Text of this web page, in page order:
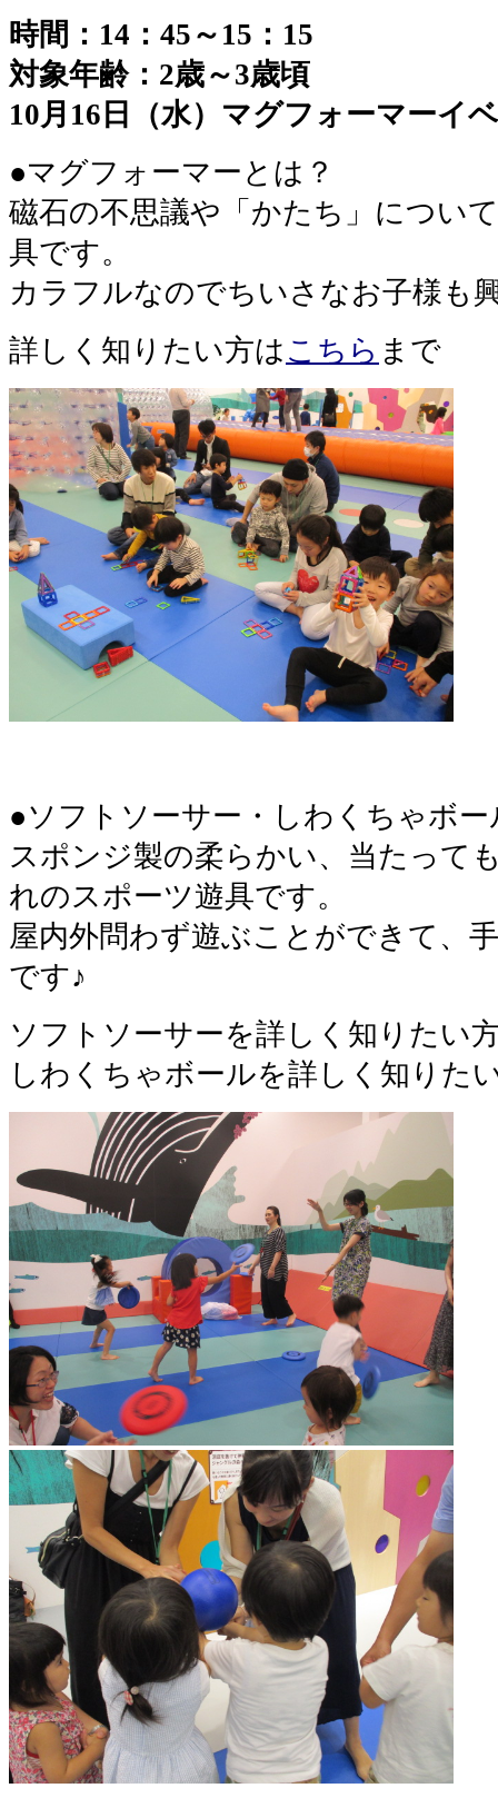
時間：14：45～15：15
対象年齢：2歳～3歳頃
10月16日（水）マグフォーマーイ
●マグフォーマーとは？
磁石の不思議や「かたち」につい
具です。
カラフルなのでちいさなお子様も
詳しく知りたい方は こちら まで
●ソフトソーサー・しわくちゃボ
スポンジ製の柔らかい、当たって
れのスポーツ遊具です。
屋内外問わず遊ぶことができて、
です♪
ソフトソーサーを詳しく知りたい
しわくちゃボールを詳しく知りた